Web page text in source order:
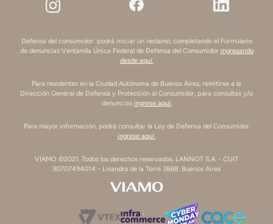
Defensa del consumidor: podrá iniciar un reclamo, completando el Formulario
de denuncias Ventanilla Única Federal de Defensa del Consumidor ingresando
desde aquí.
Para residentes en la Ciudad Autónoma de Buenos Aires, remitirse a la
Dirección General de Defensa y Protección al Consumidor, para consultas y/o
denuncias ingrese aquí.
Para mayor información, podrá consultar la Ley de Defensa del Consumidor
ingrese aquí.
VIAMO ©2021. Todos los derechos reservados. LANNOT S.A. - CUIT
30707494014 - Lisandro de la Torre 3868, Buenos Aires